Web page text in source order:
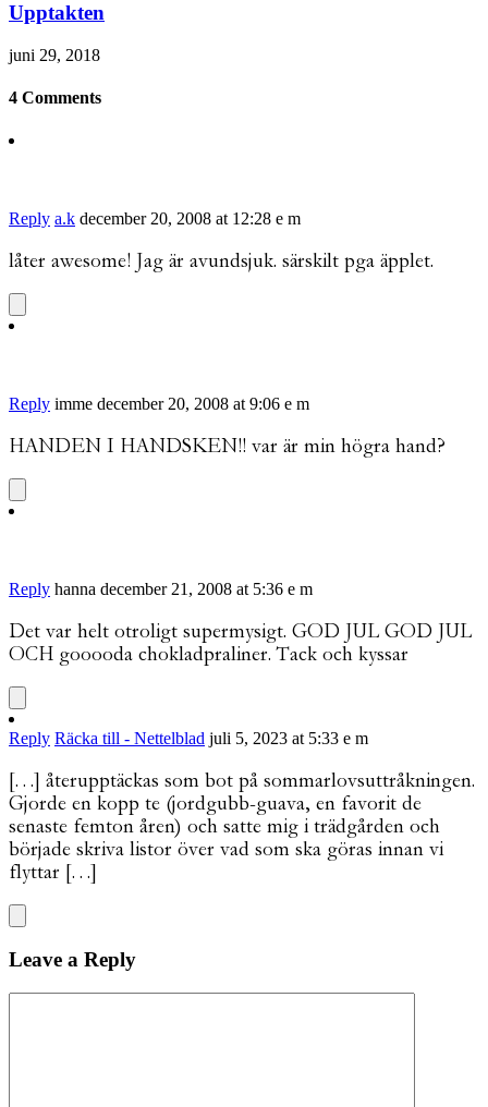
Upptakten
juni 29, 2018
4 Comments
Reply a.k december 20, 2008 at 12:28 e m
låter awesome! Jag är avundsjuk. särskilt pga äpplet.
Reply imme december 20, 2008 at 9:06 e m
HANDEN I HANDSKEN!! var är min högra hand?
Reply hanna december 21, 2008 at 5:36 e m
Det var helt otroligt supermysigt. GOD JUL GOD JUL
OCH gooooda chokladpraliner. Tack och kyssar
Reply Räcka till - Nettelblad juli 5, 2023 at 5:33 e m
[…] återupptäckas som bot på sommarlovsuttråkningen.
Gjorde en kopp te (jordgubb-guava, en favorit de
senaste femton åren) och satte mig i trädgården och
började skriva listor över vad som ska göras innan vi
flyttar […]
Leave a Reply